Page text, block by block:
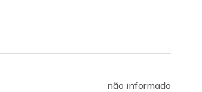
não informado